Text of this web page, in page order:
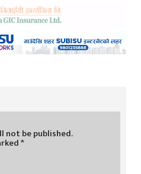
not be published.
*